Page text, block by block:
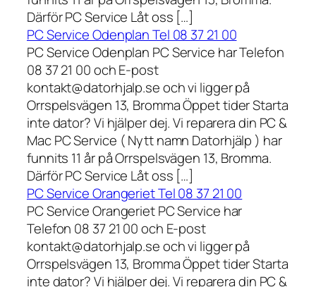
Därför PC Service Låt oss […]
PC Service Odenplan Tel 08 37 21 00
PC Service Odenplan PC Service har Telefon
08 37 21 00 och E-post
kontakt@datorhjalp.se och vi ligger på
Orrspelsvägen 13, Bromma Öppet tider Starta
inte dator? Vi hjälper dej. Vi reparera din PC &
Mac PC Service ( Nytt namn Datorhjälp ) har
funnits 11 år på Orrspelsvägen 13, Bromma.
Därför PC Service Låt oss […]
PC Service Orangeriet Tel 08 37 21 00
PC Service Orangeriet PC Service har
Telefon 08 37 21 00 och E-post
kontakt@datorhjalp.se och vi ligger på
Orrspelsvägen 13, Bromma Öppet tider Starta
inte dator? Vi hjälper dej. Vi reparera din PC &